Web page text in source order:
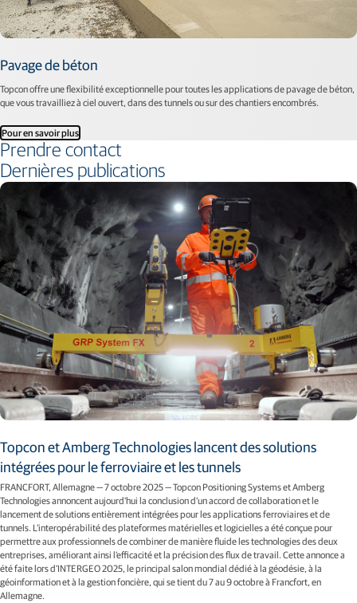
Pavage de béton
Topcon offre une flexibilité exceptionnelle pour toutes les applications de pavage de béton,
que vous travailliez à ciel ouvert, dans des tunnels ou sur des chantiers encombrés.
Pour en savoir plus
Prendre contact
Dernières publications
Topcon et Amberg Technologies lancent des solutions
intégrées pour le ferroviaire et les tunnels
FRANCFORT, Allemagne — 7 octobre 2025 — Topcon Positioning Systems et Amberg
Technologies annoncent aujourd'hui la conclusion d’un accord de collaboration et le
lancement de solutions entièrement intégrées pour les applications ferroviaires et de
tunnels. L’interopérabilité des plateformes matérielles et logicielles a été conçue pour
permettre aux professionnels de combiner de manière fluide les technologies des deux
entreprises, améliorant ainsi l’efficacité et la précision des flux de travail. Cette annonce a
été faite lors d’INTERGEO 2025, le principal salon mondial dédié à la géodésie, à la
géoinformation et à la gestion foncière, qui se tient du 7 au 9 octobre à Francfort, en
Allemagne.